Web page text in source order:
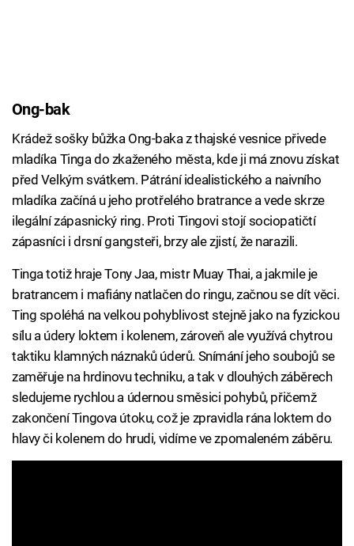
Ong-bak
Krádež sošky bůžka Ong-baka z thajské vesnice přivede
mladíka Tinga do zkaženého města, kde ji má znovu získat
před Velkým svátkem. Pátrání idealistického a naivního
mladíka začíná u jeho protřelého bratrance a vede skrze
ilegální zápasnický ring. Proti Tingovi stojí sociopatičtí
zápasníci i drsní gangsteři, brzy ale zjistí, že narazili.
Tinga totiž hraje Tony Jaa, mistr Muay Thai, a jakmile je
bratrancem i mafiány natlačen do ringu, začnou se dít věci.
Ting spoléhá na velkou pohyblivost stejně jako na fyzickou
sílu a údery loktem i kolenem, zároveň ale využívá chytrou
taktiku klamných náznaků úderů. Snímání jeho soubojů se
zaměřuje na hrdinovu techniku, a tak v dlouhých záběrech
sledujeme rychlou a údernou směsici pohybů, přičemž
zakončení Tingova útoku, což je zpravidla rána loktem do
hlavy či kolenem do hrudi, vidíme ve zpomaleném záběru.